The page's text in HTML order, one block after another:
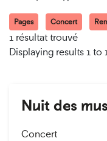
Pages Concert
1 résultat trouvé
Displaying results 1 to
Nuit des
Concert